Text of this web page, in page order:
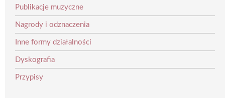
Publikacje muzyczne
Nagrody i odznaczenia
Inne formy działalności
Dyskografia
Przypisy